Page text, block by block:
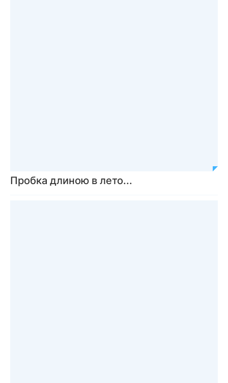
Пробка длиною в лето...